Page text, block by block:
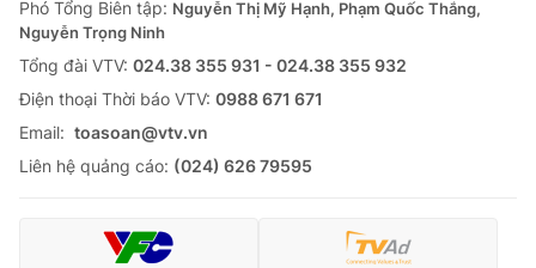
Phó Tổng Biên tập: Nguyễn Thị Mỹ Hạnh, Phạm Quốc Thắng,
Nguyễn Trọng Ninh
Tổng đài VTV: 024.38 355 931 - 024.38 355 932
Ðiện thoại Thời báo VTV: 0988 671 671
Email: toasoan@vtv.vn
Liên hệ quảng cáo: (024) 626 79595